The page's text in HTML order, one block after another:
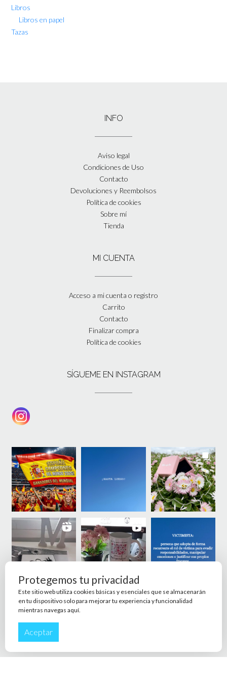
Libros
Libros en papel
Tazas
INFO
Aviso legal
Condiciones de Uso
Contacto
Devoluciones y Reembolsos
Política de cookies
Sobre mí
Tienda
MI CUENTA
Acceso a mi cuenta o registro
Carrito
Contacto
Finalizar compra
Política de cookies
SÍGUEME EN INSTAGRAM
Protegemos tu privacidad
Este sitio web utiliza cookies básicas y esenciales que se almacenarán
en tu dispositivo solo para mejorar tu experiencia y funcionalidad
mientras navegas aquí.
Aceptar